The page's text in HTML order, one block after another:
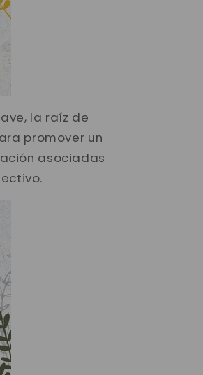
la raíz de
promover un
asociadas